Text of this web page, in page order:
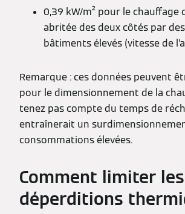
0,39 kW/m² pour le chauffage
abritée des deux côtés par
bâtiments élevés (vitesse de
Remarque : ces données peuvent
pour le dimensionnement de la
tenez pas compte du temps de
entraînerait un
consommations élevées.
Comment limiter les
déperditions